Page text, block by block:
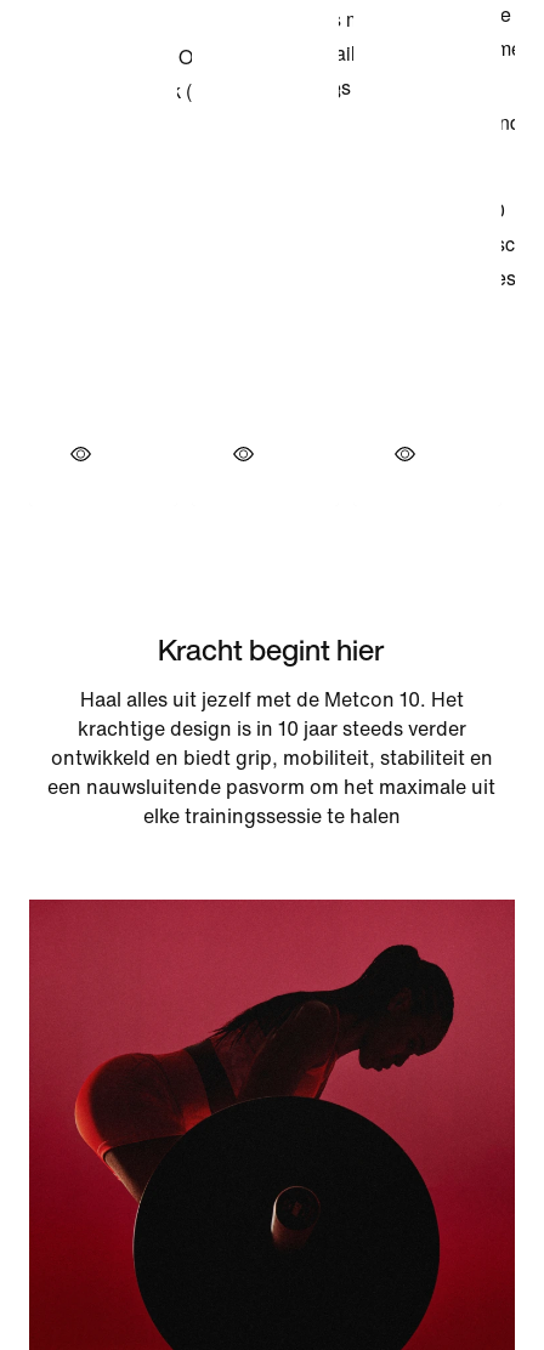
Kracht begint hier
Haal alles uit jezelf met de Metcon 10. Het
krachtige design is in 10 jaar steeds verder
ontwikkeld en biedt grip, mobiliteit, stabiliteit en
een nauwsluitende pasvorm om het maximale uit
elke trainingssessie te halen